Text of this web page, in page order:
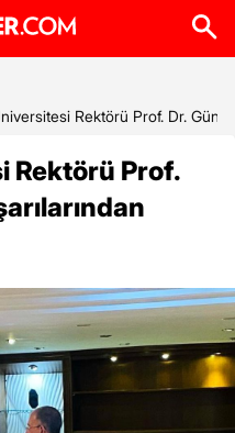
Rektörü Prof. Dr. Güner
Rektörü Prof.